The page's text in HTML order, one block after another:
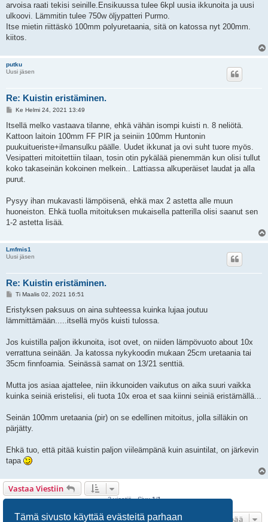
Tämä sivusto käyttää evästeitä parhaan
arvoisa raati tekisi seinille.Ensikuussa tulee 6kpl uusia ikkunoita ja uusi
ulkoovi. Lämmitin tulee 750w öljypatteri Purmo.
Itse mietin riittäskö 100mm polyuretaania, sitä on katossa nyt 200mm.
kiitos.
putku
Uusi jäsen
Re: Kuistin eristäminen.
V
e
t
i
Ke Helmi 24, 2021 13:49
Itsellä melko vastaava tilanne, ehkä vähän isompi kuisti n. 8 neliötä.
Kattoon laitoin 100mm FF PIR ja seiniin 100mm Huntonin
puukuitueriste+ilmansulku päälle. Uudet ikkunat ja ovi suht tuore myös.
Vesipatteri mitoitettiin tilaan, tosin otin pykälää pienemmän kun olisi tullut
koko takaseinän kokoinen melkein.. Lattiassa alkuperäiset laudat ja alla
purut.
Pysyy ihan mukavasti lämpöisenä, ehkä max 2 astetta alle muun
huoneiston. Ehkä tuolla mitoituksen mukaisella patterilla olisi saanut sen
1-2 astetta lisää.
Lmfmis1
Uusi jäsen
Re: Kuistin eristäminen.
V
e
t
Ti Maalis 02, 2021 16:51
Eristyksen paksuus on aina suhteessa kuinka lujaa joutuu
lämmittämään.....itsellä myös kuisti tulossa.
Jos kuistilla paljon ikkunoita, isot ovet, on niiden lämpövuoto about 10x
verrattuna seinään. Ja katossa nykykoodin mukaan 25cm uretaania tai
35cm finnfoamia. Seinässä samat on 13/21 senttiä.
Mutta jos asiaa ajattelee, niin ikkunoiden vaikutus on aika suuri vaikka
kuinka seiniä eristelisi, eli tuota 10x eroa et saa kiinni seiniä eristämällä...
Seinän 100mm uretaania (pir) on se edellinen mitoitus, jolla silläkin on
pärjätty.
Ehkä tuo, että pitää kuistin paljon viileämpänä kuin asuintilat, on järkevin
tapa
Vastaa Viestiin
3 viestiä • Sivu1/1
Hyppää